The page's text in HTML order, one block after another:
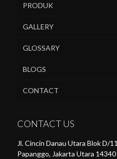
PRODUK
GALLERY
GLOSSARY
BLOGS
CONTACT
CONTACT US
Jl. Cincin Danau Utara Blok D/11
Papanggo, Jakarta Utara 14340